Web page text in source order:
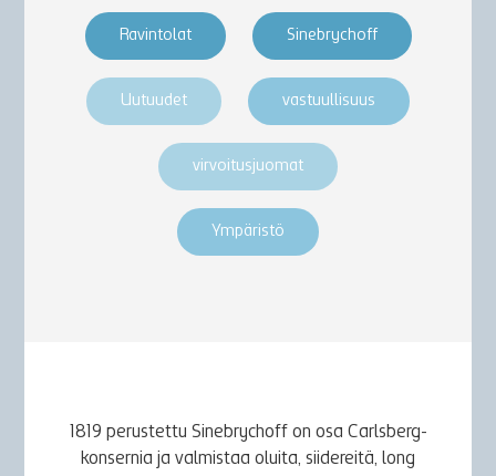
Ravintolat Sinebrychoff
Uutuudet vastuullisuus
virvoitusjuomat
Ympäristö
1819 perustettu Sinebrychoff on osa Carlsberg-
konsernia ja valmistaa oluita, siidereitä, long